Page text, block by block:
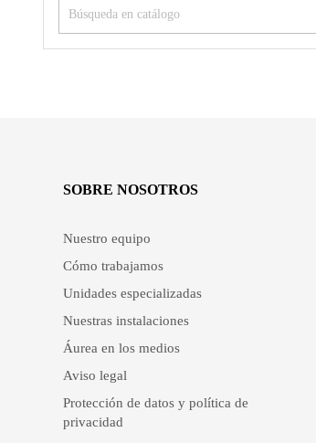
SOBRE NOSOTROS
Nuestro equipo
Cómo trabajamos
Unidades especializadas
Nuestras instalaciones
Áurea en los medios
Aviso legal
Protección de datos y política de
privacidad